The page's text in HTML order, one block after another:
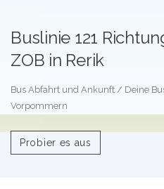
Buslinie 121
ZOB in Rerik
Bus Abfahrt und Ankunft / Deine
Vorpommern
Probier es aus